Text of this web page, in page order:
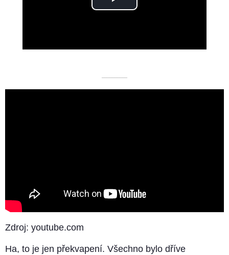
Play
––––––––––
Zdroj: youtube.com
Ha, to je jen překvapení. Všechno bylo dříve